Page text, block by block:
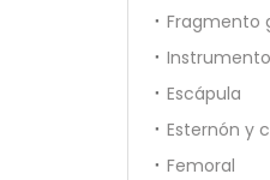
Fragmento
Escápula
Esternón y
Femoral